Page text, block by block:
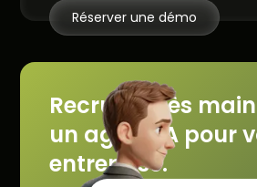
Réserver une démo
Recrutez dès
un agent IA pour
entreprise.